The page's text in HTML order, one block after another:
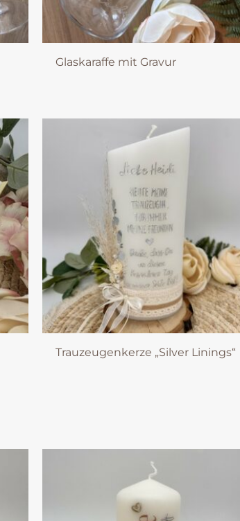
Glaskaraffe mit Gravur
Trauzeugenkerze „Silver Linings“